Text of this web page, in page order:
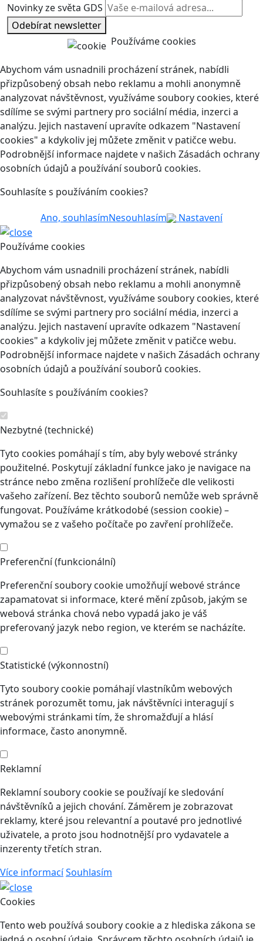
Novinky ze světa GDS
Odebírat newsletter
Používáme cookies
Abychom vám usnadnili procházení stránek, nabídli
přizpůsobený obsah nebo reklamu a mohli anonymně
analyzovat návštěvnost, využíváme soubory cookies, které
sdílíme se svými partnery pro sociální média, inzerci a
analýzu. Jejich nastavení upravíte odkazem "Nastavení
cookies" a kdykoliv jej můžete změnit v patičce webu.
Podrobnější informace najdete v našich Zásadách ochrany
osobních údajů a používání souborů cookies.
Souhlasíte s používáním cookies?
Ano, souhlasímNesouhlasím Nastavení
Používáme cookies
Abychom vám usnadnili procházení stránek, nabídli
přizpůsobený obsah nebo reklamu a mohli anonymně
analyzovat návštěvnost, využíváme soubory cookies, které
sdílíme se svými partnery pro sociální média, inzerci a
analýzu. Jejich nastavení upravíte odkazem "Nastavení
cookies" a kdykoliv jej můžete změnit v patičce webu.
Podrobnější informace najdete v našich Zásadách ochrany
osobních údajů a používání souborů cookies.
Souhlasíte s používáním cookies?
Nezbytné (technické)
Tyto cookies pomáhají s tím, aby byly webové stránky
použitelné. Poskytují základní funkce jako je navigace na
stránce nebo změna rozlišení prohlížeče dle velikosti
vašeho zařízení. Bez těchto souborů nemůže web správně
fungovat. Používáme krátkodobé (session cookie) –
vymažou se z vašeho počítače po zavření prohlížeče.
Preferenční (funkcionální)
Preferenční soubory cookie umožňují webové stránce
zapamatovat si informace, které mění způsob, jakým se
webová stránka chová nebo vypadá jako je váš
preferovaný jazyk nebo region, ve kterém se nacházíte.
Statistické (výkonnostní)
Tyto soubory cookie pomáhají vlastníkům webových
stránek porozumět tomu, jak návštěvníci interagují s
webovými stránkami tím, že shromažďují a hlásí
informace, často anonymně.
Reklamní
Reklamní soubory cookie se používají ke sledování
návštěvníků a jejich chování. Záměrem je zobrazovat
reklamy, které jsou relevantní a poutavé pro jednotlivé
uživatele, a proto jsou hodnotnější pro vydavatele a
inzerenty třetích stran.
Více informacíSouhlasím
Cookies
Tento web používá soubory cookie a z hlediska zákona se